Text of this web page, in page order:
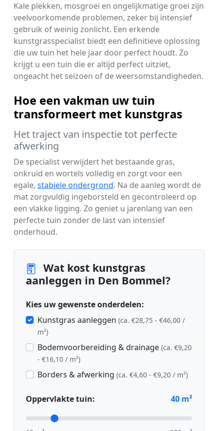
Kale plekken, mosgroei en ongelijkmatige groei zijn
veelvoorkomende problemen, zeker bij intensief
gebruik of weinig zonlicht. Een erkende
kunstgrasspecialist biedt een definitieve oplossing
die uw tuin het hele jaar door perfect houdt. Zo
krijgt u een tuin die er altijd perfect uitziet,
ongeacht het seizoen of de weersomstandigheden.
Hoe een vakman uw tuin
transformeert met kunstgras
Het traject van inspectie tot perfecte
afwerking
De specialist verwijdert het bestaande gras,
onkruid en wortels volledig en zorgt voor een
egale, stabiele ondergrond. Na de aanleg wordt de
mat zorgvuldig ingeborsteld en gecontroleerd op
een vlakke ligging. Zo geniet u jarenlang van een
perfecte tuin zonder de last van intensief
onderhoud.
Wat kost kunstgras
aanleggen in Den Bommel?
Kies uw gewenste onderdelen:
Kunstgras aanleggen (ca. €28,75 - €46,00 /
m²)
Bodemvoorbereiding & drainage (ca. €9,20
- €16,10 / m²)
Borders & afwerking (ca. €4,60 - €9,20 / m²)
Oppervlakte tuin: 40 m²